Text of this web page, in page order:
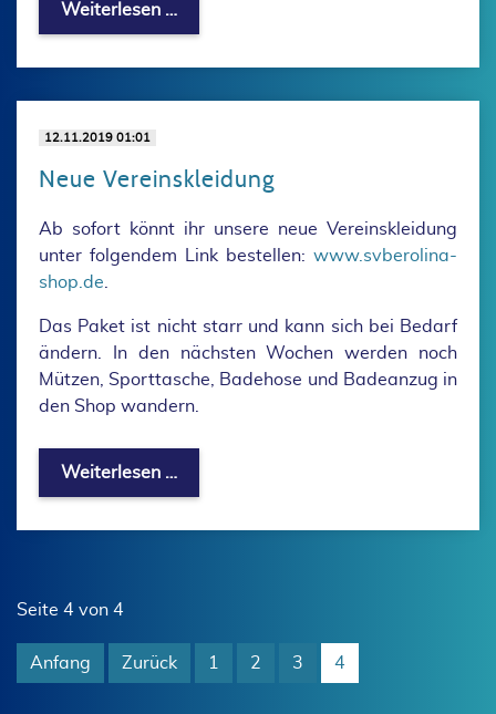
Weiterlesen …
12.11.2019 01:01
Neue Vereinskleidung
Ab sofort könnt ihr unsere neue Vereinskleidung
unter folgendem Link bestellen: www.svberolina-
shop.de
Das Paket ist nicht starr und kann sich bei Bedarf
ändern. In den nächsten Wochen werden noch
Mützen, Sporttasche, Badehose und Badeanzug in
den Shop wandern.
Weiterlesen …
Seite 4 von 4
Anfang Zurück 1 2 3 4